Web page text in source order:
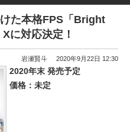
た本格FPS「Bright
に対応決定！
岩瀬賢斗 2020年9月22日 12:30
2020年末 発売予定
価格：未定